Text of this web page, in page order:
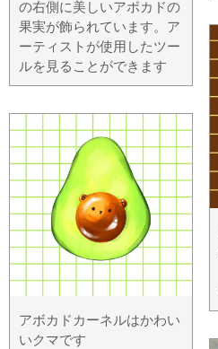
の右側に美しいアボカドの
果実が飾られています。ア
ーティストが使用したツー
ルを見ることができます
アボカドカーネルはかわい
いクマです